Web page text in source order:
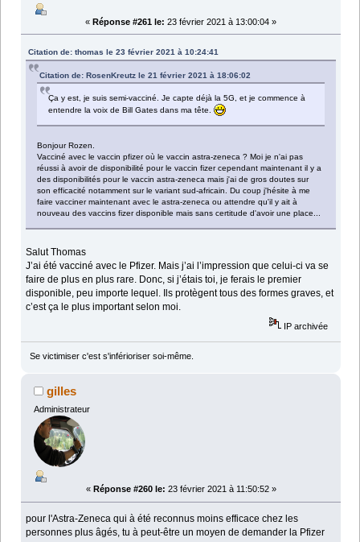
« Réponse #261 le: 23 février 2021 à 13:00:04 »
Citation de: thomas le 23 février 2021 à 10:24:41
Citation de: RosenKreutz le 21 février 2021 à 18:06:02
Ça y est, je suis semi-vacciné. Je capte déjà la 5G, et je commence à
entendre la voix de Bill Gates dans ma tête.
Bonjour Rozen.
Vacciné avec le vaccin pfizer où le vaccin astra-zeneca ? Moi je n'ai pas
réussi à avoir de disponibilité pour le vaccin fizer cependant maintenant il y a
des disponibilités pour le vaccin astra-zeneca mais j'ai de gros doutes sur
son efficacité notamment sur le variant sud-africain. Du coup j'hésite à me
faire vacciner maintenant avec le astra-zeneca ou attendre qu'il y ait à
nouveau des vaccins fizer disponible mais sans certitude d'avoir une place...
Salut Thomas
J’ai été vacciné avec le Pfizer. Mais j’ai l’impression que celui-ci va se
faire de plus en plus rare. Donc, si j’étais toi, je ferais le premier
disponible, peu importe lequel. Ils protègent tous des formes graves, et
c’est ça le plus important selon moi.
IP archivée
Se victimiser c'est s'inférioriser soi-même.
gilles
Administrateur
« Réponse #260 le: 23 février 2021 à 11:50:52 »
pour l'Astra-Zeneca qui à été reconnus moins efficace chez les
personnes plus âgés, tu à peut-être un moyen de demander la Pfizer